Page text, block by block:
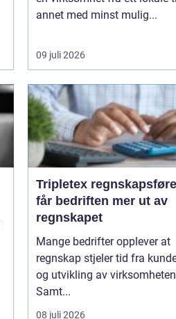
annet med minst mulig...
09 juli 2026
Tripletex regnskapsfører
får bedriften mer ut av
regnskapet
Mange bedrifter opplever at
regnskap stjeler tid fra
og utvikling av
Samt...
08 juli 2026